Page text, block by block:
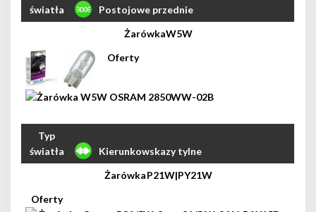
Postojowe przednie
W5W
Kierunkowskazy tylne
P21W|PY21W